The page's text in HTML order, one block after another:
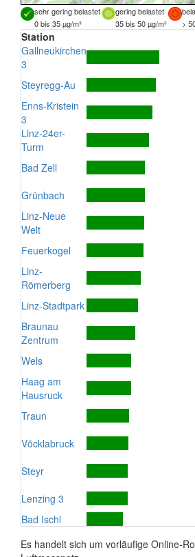
sehr gering belastet gering belastet
0 bis 35 µg/m³
35 bis 50 µg/m³ >
Station
Gallneukirchen
3
Steyregg-Au
Enns-Kristein
3
Linz-24er-
Turm
Bad Zell
Grünbach
Linz-Neue
Welt
Feuerkogel
Linz-
Römerberg
Linz-Stadtpark
Braunau
Zentrum
Wels
Haag am
Hausruck
Traun
Vöcklabruck
Steyr
Lenzing 3
Bad Ischl
Es handelt sich um vorläufige Online-